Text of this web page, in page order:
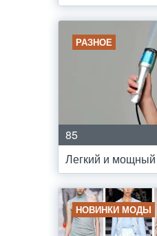
РАЗНОЕ
85
Легкий и
НОВИНКИ МОДЫ